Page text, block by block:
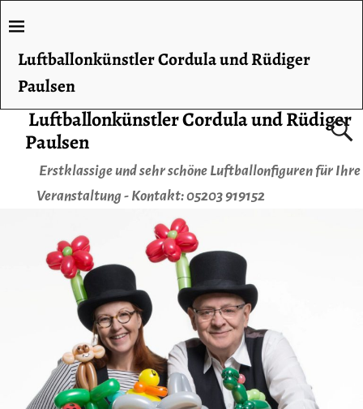
Luftballonkünstler Cordula und Rüdiger
Paulsen
Erstklassige und sehr schöne Luftballonfiguren für Ihre
Veranstaltung - Kontakt: 05203 919152
Luftballonkünstler Cordula und Rüdiger
Paulsen